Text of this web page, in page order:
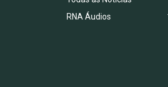
RNA Áudios